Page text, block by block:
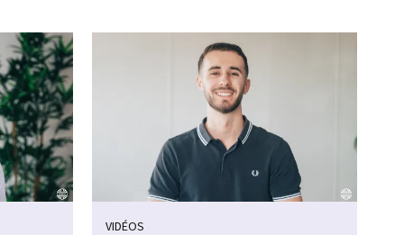
VIDÉOS